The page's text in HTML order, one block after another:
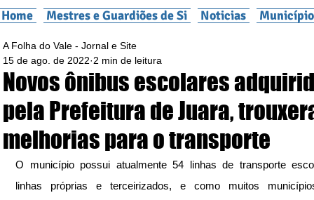
Home Mestres e Guardiões de Si Noticias
Novos ônibus escolares
pela Prefeitura de Juara,
melhorias para o transporte
A Folha do Vale - Jornal e Site
15 de ago. de 2022 2 min de leitura
O município possui atualmente 54 linhas de transporte
linhas próprias e terceirizados, e como muitos